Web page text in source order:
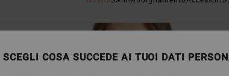
SCEGLI COSA SUCCEDE AI TUOI DATI